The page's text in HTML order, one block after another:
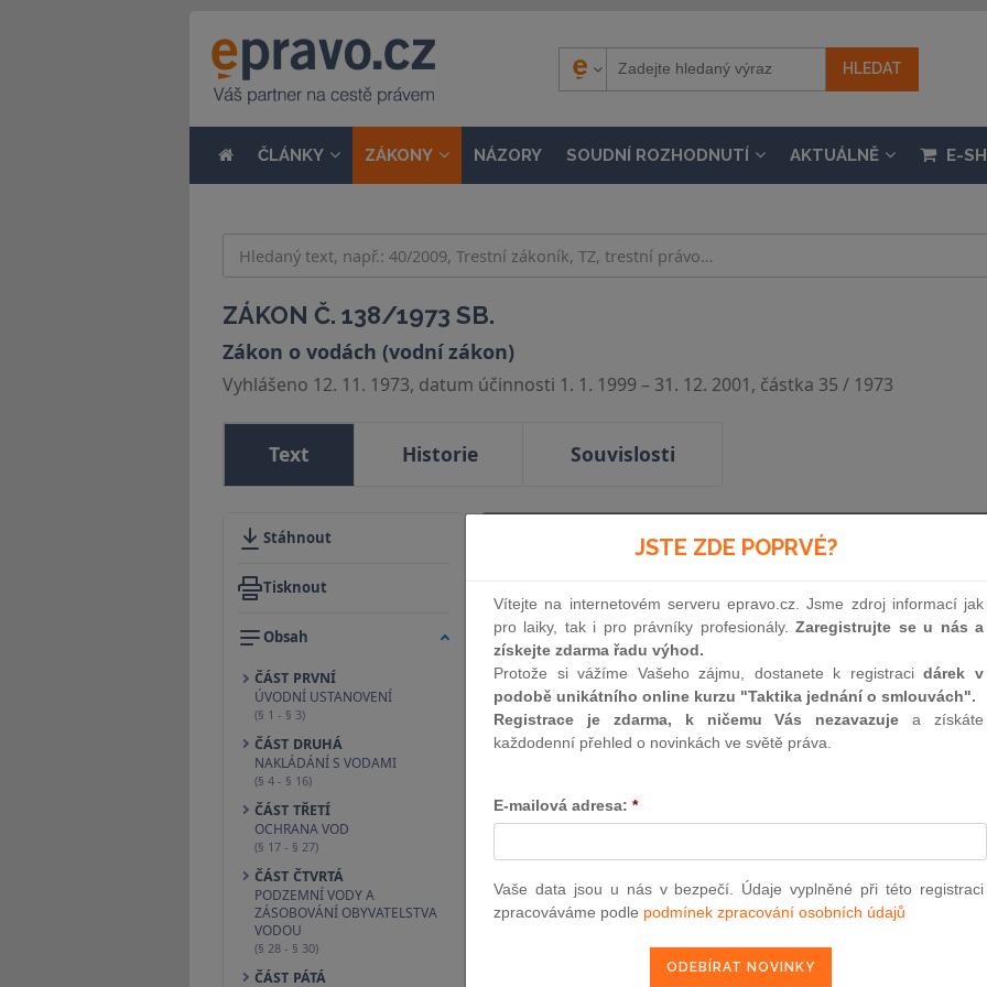
ČLÁNKY ZÁKONY NÁZORY SOUDNÍ ROZHODNUTÍ AKTUÁLNĚ E-
ZÁKON Č. 138/1973 SB.
Zákon o vodách (vodní zákon)
Vyhlášeno 12. 11. 1973, datum účinnosti 1. 1. 1999 – 31. 12. 2001, částka 35 / 1973
Text Historie Souvislosti
Stáhnout
Tisknout
Obsah
ČÁST PRVNÍ
ÚVODNÍ USTANOVENÍ
(§ 1 - § 3)
ČÁST DRUHÁ
NAKLÁDÁNÍ S VODAMI
(§ 4 - § 16)
ČÁST TŘETÍ
OCHRANA VOD
(§ 17 - § 27)
ČÁST ČTVRTÁ
PODZEMNÍ VODY A
ZÁSOBOVÁNÍ OBYVATELSTVA
VODOU
(§ 28 - § 30)
ČÁST PÁTÁ
Minulé neúčinné zněníod 1. 1. 1999 - 31. 12. 2001
138
ZÁKON
ze dne 31. října 1973
o vodách (vodní zákon)
Federální shromáždění Československé
ČÁST PRVNÍ
JSTE ZDE POPRVÉ?
Vítejte na internetovém serveru epravo.cz. Jsme zdroj informací jak
pro laiky, tak i pro právníky profesionály.Zaregistrujte se u nás a
získejte zdarma řadu výhod.
Protože si vážíme Vašeho zájmu, dostanete k registracidárek v
podobě unikátního online kurzu "Taktika jednání o smlouvách".
Registrace je zdarma, k ničemu Vás nezavazuje a získáte
každodenní přehled o novinkách ve světě práva.
E-mailová adresa: *
Vaše data jsou u nás v bezpečí. Údaje vyplněné při této registraci
zpracováváme podle podmínek zpracování osobních údajů